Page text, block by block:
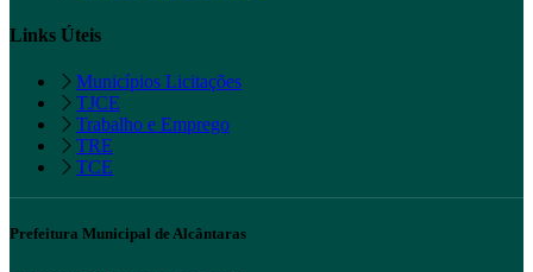
Links Úteis
Municípios Licitações
TJCE
Trabalho e Emprego
TRE
TCE
Prefeitura Municipal de Alcântaras